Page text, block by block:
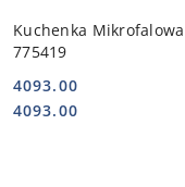
Kuchenka
775419
Cena:
4093.00
Cena:
4093.00